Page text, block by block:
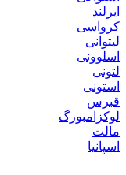
ایرلند
کرواسی
لیتوانی
اسلوونی
لتونی
استونی
قبرس
لوکزامبورگ
مالت
اسپانیا